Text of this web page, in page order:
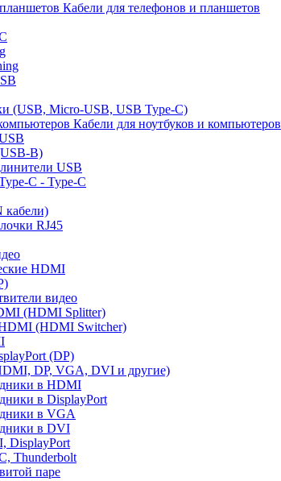
Кабели для телефонов и планшетов
(USB, Micro-USB, USB Type-C)
Кабели для ноутбуков и компьютеров
B)
USB
C - Type-C
кабели)
RJ45
HDMI
видео
(HDMI Splitter)
(HDMI Switcher)
(DP)
DP, VGA, DVI и другие)
в HDMI
в DisplayPort
в VGA
в DVI
DisplayPort
Thunderbolt
паре